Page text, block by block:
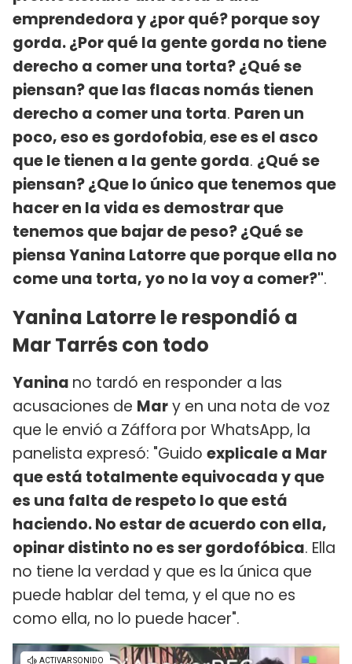
emprendedora y ¿por qué? porque soy
gorda. ¿Por qué la gente gorda no tiene
derecho a comer una torta? ¿Qué se
piensan? que las flacas nomás tienen
derecho a comer una torta. Paren un
poco, eso es gordofobia,ese es el asco
que le tienen a la gente gorda. ¿Qué se
piensan? ¿Que lo único que tenemos que
hacer en la vida es demostrar que
tenemos que bajar de peso? ¿Qué se
piensa Yanina Latorre que porque ella no
come una torta, yo no la voy a comer?".
Yanina Latorre le respondió a
Mar Tarrés con todo
Yanina no tardó en responder a las
acusaciones de Mary en una nota de voz
que le envió a Záffora por WhatsApp, la
panelista expresó: "Guido explicale a Mar
que está totalmente equivocada y que
es una falta de respeto lo que está
haciendo. No estar de acuerdo con ella,
opinar distinto no es ser gordofóbica. Ella
no tiene la verdad y que es la única que
puede hablar del tema, y el que no es
como ella, no lo puede hacer".